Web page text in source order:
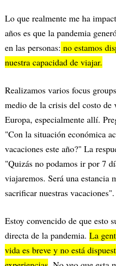
Lo que realmente me ha
años es que la pandemia
en las personas: no estamos
nuestra capacidad de viajar.
Realizamos varios focus
medio de la crisis del costo de
Europa, especialmente allí.
"Con la situación económica
vacaciones este año?" La
"Quizás no podamos ir por 7
viajaremos. Será una estancia
sacrificar nuestras vacaciones".
Estoy convencido de que esto
directa de la pandemia. La
vida es breve y no está